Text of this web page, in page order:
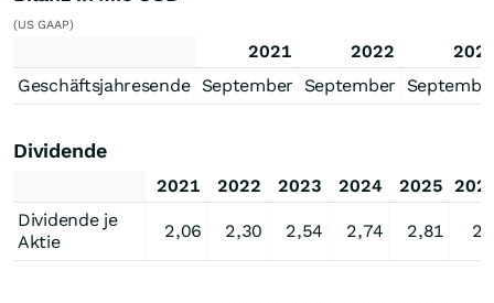
(US GAAP)
2021 2022
Geschäftsjahresende
September September
Dividende
2021 2022 2023 2024 2025
Dividende je
Aktie
2,06 2,30 2,54 2,74 2,81